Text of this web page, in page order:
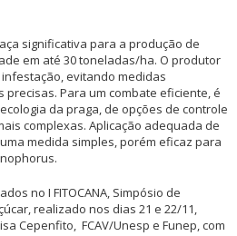
significativa para a produção de
em até 30 toneladas/ha. O produtor
evitando medidas
Para um combate eficiente, é
da praga, de opções de controle
complexas. Aplicação adequada de
medida simples, porém eficaz para
no I FITOCANA, Simpósio de
realizado nos dias 21 e 22/11,
Cepenfito, FCAV/Unesp e Funep, com